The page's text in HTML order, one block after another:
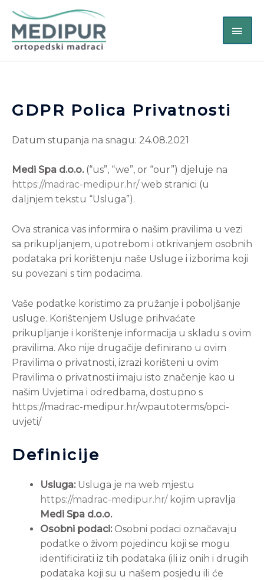
content
GDPR Polica Privatnosti
Datum stupanja na snagu: 24.08.2021
Medi Spa d.o.o.(“us”, “we”, or “our”) djeluje na
https://madrac-medipur.hr/ web stranici (u
daljnjem tekstu “Usluga”).
Ova stranica vas informira o našim pravilima u vezi
sa prikupljanjem, upotrebom i otkrivanjem osobnih
podataka pri korištenju naše Usluge i izborima koji
su povezani s tim podacima.
Vaše podatke koristimo za pružanje i poboljšanje
usluge. Korištenjem Usluge prihvaćate
prikupljanje i korištenje informacija u skladu s ovim
pravilima. Ako nije drugačije definirano u ovim
Pravilima o privatnosti, izrazi korišteni u ovim
Pravilima o privatnosti imaju isto značenje kao u
našim Uvjetima i odredbama, dostupno s
https://madrac-medipur.hr/wpautoterms/opci-
uvjeti/
Definicije
Usluga:Usluga je na web mjestu
https://madrac-medipur.hr/ kojim upravlja
Medi Spa d.o.o.
Osobni podaci:Osobni podaci označavaju
podatke o živom pojedincu koji se mogu
identificirati iz tih podataka (ili iz onih i drugih
podataka koji su u našem posjedu ili će